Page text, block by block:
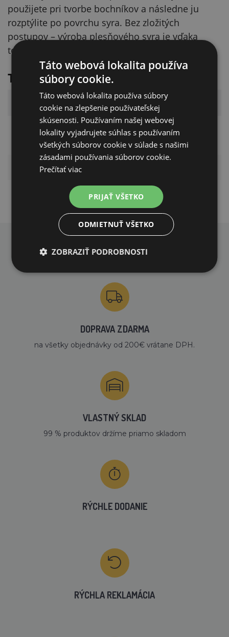
použijete pri tvorbe bochníkov a následne ju
rozptýlite po povrchu syra. Bez zložitých
postupov – výroba plesňového syra je vďaka
tomu dostupná aj doma.
Technické parametre
Parameter Hodnota
Typ kultúry
Penicillium
Candidum
Použitie
PREČO NAKUPOVAŤ U NÁS?
DOPRAVA ZDARMA
na všetky objednávky od 200€ vrátane DPH.
VLASTNÝ SKLAD
99 % produktov držíme priamo skladom
RÝCHLE DODANIE
RÝCHLA REKLAMÁCIA
Táto webová lokalita používa
súbory cookie.
Táto webová lokalita používa súbory
cookie na zlepšenie používateľskej
skúsenosti. Používaním našej webovej
lokality vyjadrujete súhlas s používaním
všetkých súborov cookie v súlade s našimi
zásadami používania súborov cookie.
Prečítať viac
PRIJAŤ VŠETKO
ODMIETNUŤ VŠETKO
ZOBRAZIŤ PODROBNOSTI